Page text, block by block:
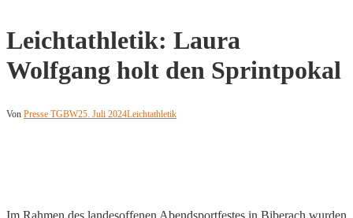
Leichtathletik: Laura
Wolfgang holt den Sprintpokal
Von Presse TGBW25. Juli 2024Leichtathletik
Im Rahmen des landesoffenen Abendsportfestes in Biberach wurden